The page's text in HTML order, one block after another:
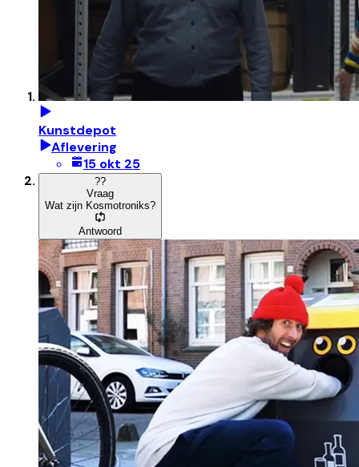
Kunstdepot
Aflevering
15 okt 25
??
Vraag
Wat zijn Kosmotroniks?
Antwoord